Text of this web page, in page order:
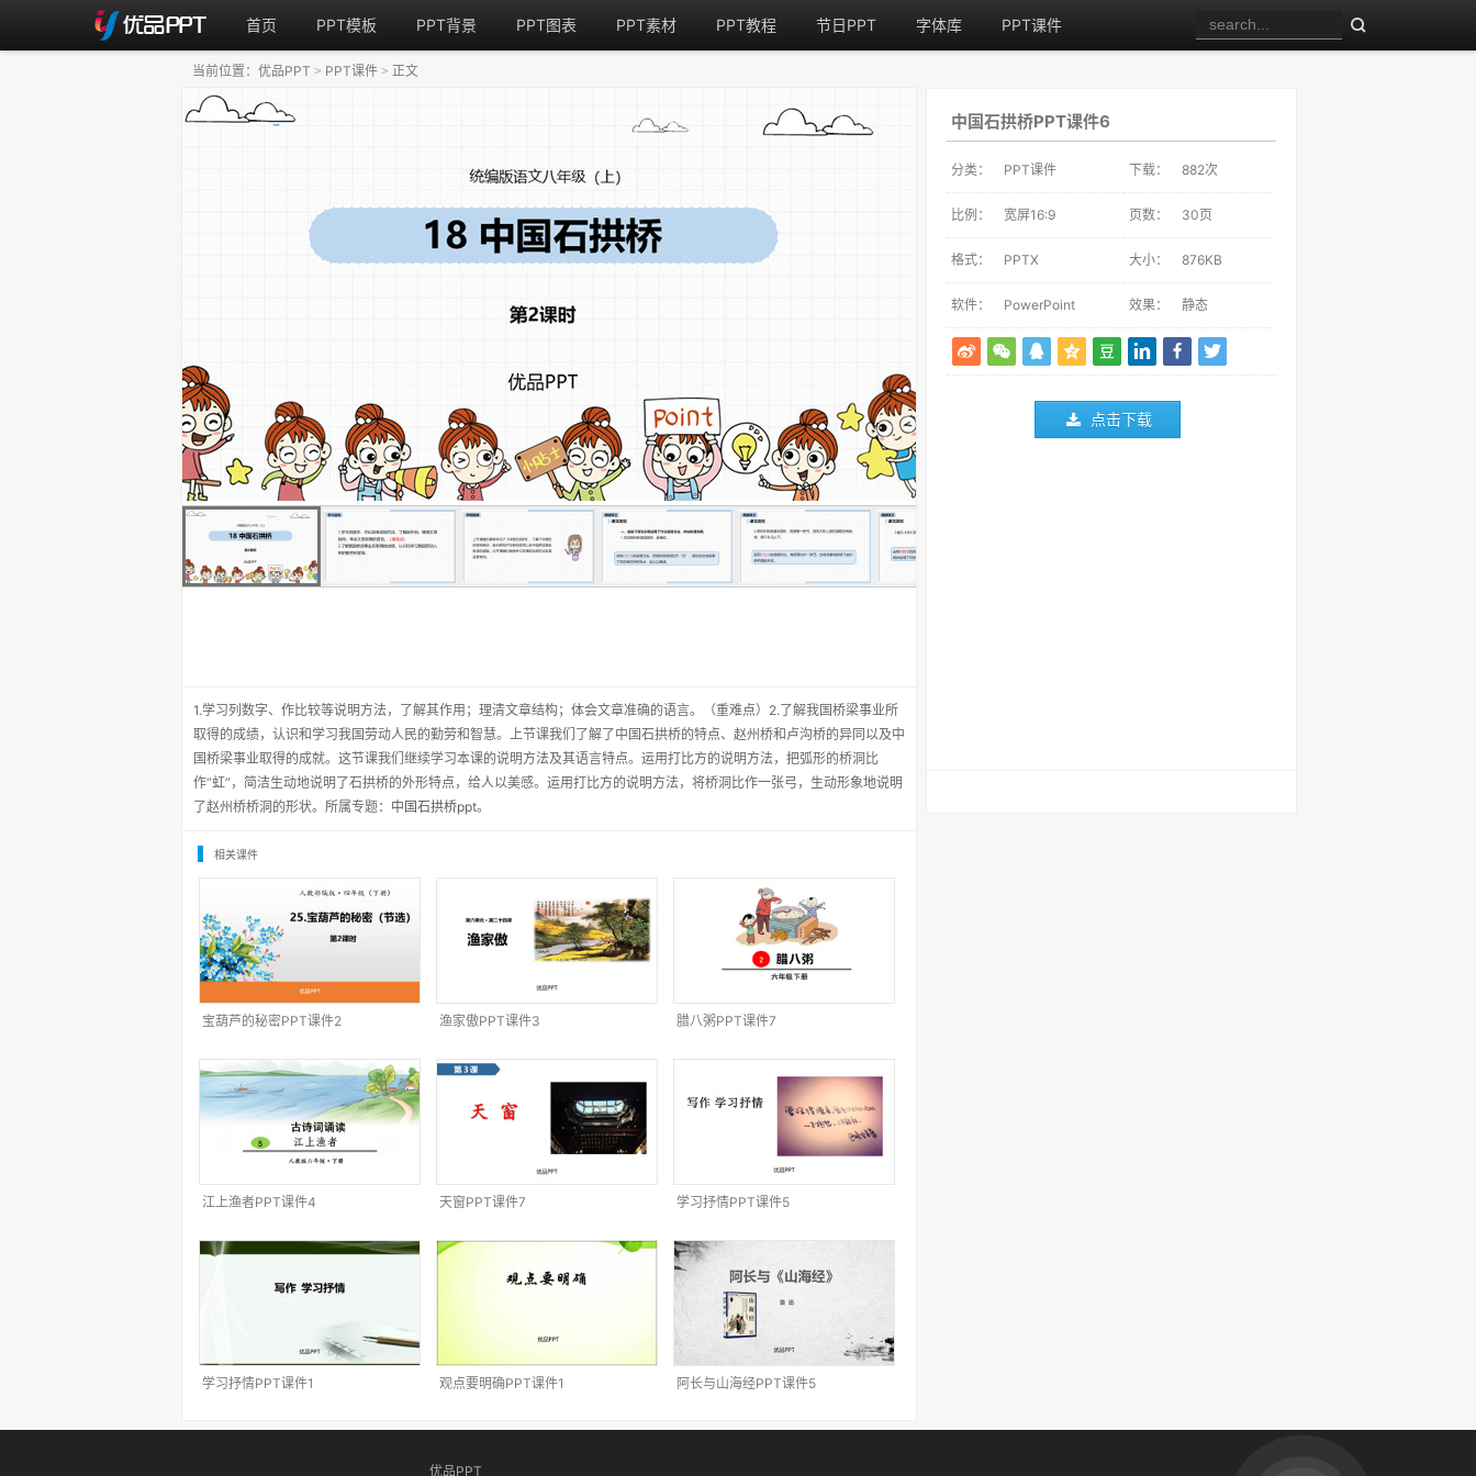
首页 PPT模板 PPT背景 PPT图表 PPT素材 PPT教程 节日PPT 字体库 PPT课件
中国石拱桥PPT课件6
分类： PPT课件 下载： 882次
比例： 宽屏16:9 页数： 30页
格式： PPTX 大小： 876KB
软件： PowerPoint 效果： 静态
点击下载
1.学习列数字、作比较等说明方法，了解其作用；理清文章结构；体会文章准确的语言。（重难点）2.了解我国桥梁事业所
取得的成绩，认识和学习我国劳动人民的勤劳和智慧。上节课我们了解了中国石拱桥的特点、赵州桥和卢沟桥的异同以及中
国桥梁事业取得的成就。这节课我们继续学习本课的说明方法及其语言特点。运用打比方的说明方法，把弧形的桥洞比
作“虹”，简洁生动地说明了石拱桥的外形特点，给人以美感。运用打比方的说明方法，将桥洞比作一张弓，生动形象地说明
了赵州桥桥洞的形状。所属专题： 中国石拱桥ppt。
当前位置： 优品PPT > PPT课件 > 正文
相关课件
宝葫芦的秘密PPT课件2 渔家傲PPT课件3 腊八粥PPT课件7
江上渔者PPT课件4 天窗PPT课件7 学习抒情PPT课件5
学习抒情PPT课件1 观点要明确PPT课件1 阿长与山海经PPT课件5
优品PPT